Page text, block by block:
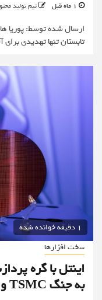
تیم تولید
تابستان تنها تهدیدی
1 دقیقه خوانده شده
سخت افزارها
به جنگ TSMC و سامسونگ می‌رود